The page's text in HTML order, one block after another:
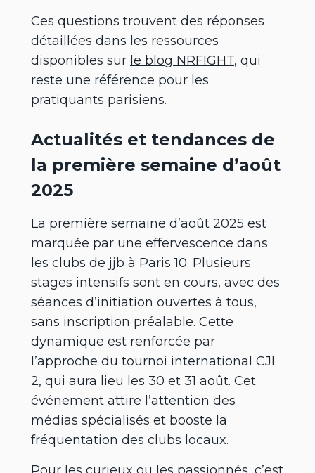
Ces questions trouvent des réponses
détaillées dans les ressources
disponibles sur le blog NRFIGHT, qui
reste une référence pour les
pratiquants parisiens.
Actualités et tendances de
la première semaine d’août
2025
La première semaine d’août 2025 est
marquée par une effervescence dans
les clubs de jjb à Paris 10. Plusieurs
stages intensifs sont en cours, avec des
séances d’initiation ouvertes à tous,
sans inscription préalable. Cette
dynamique est renforcée par
l’approche du tournoi international CJI
2, qui aura lieu les 30 et 31 août. Cet
événement attire l’attention des
médias spécialisés et booste la
fréquentation des clubs locaux.